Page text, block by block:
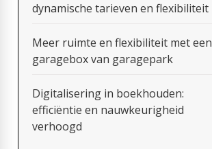
dynamische tarieven en flexibiliteit
Meer ruimte en flexibiliteit met een
garagebox van garagepark
Digitalisering in boekhouden:
efficiëntie en nauwkeurigheid
verhoogd